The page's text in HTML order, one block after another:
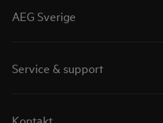
AEG Sverige
Service & support